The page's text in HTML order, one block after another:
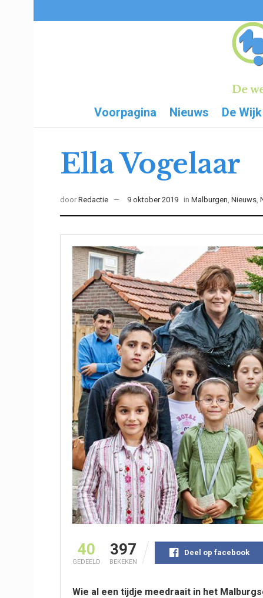
Voorpagina Nieuws De Wijk
Ella Vogelaar
door Redactie 9 oktober 2019 in Malburgen, Nieuws,
40
GEDEELD
397
BEKEKEN
Deel op facebook
Wie al een tijdje meedraait in het